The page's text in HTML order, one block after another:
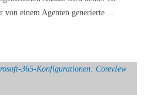
einem Agenten generierte ...